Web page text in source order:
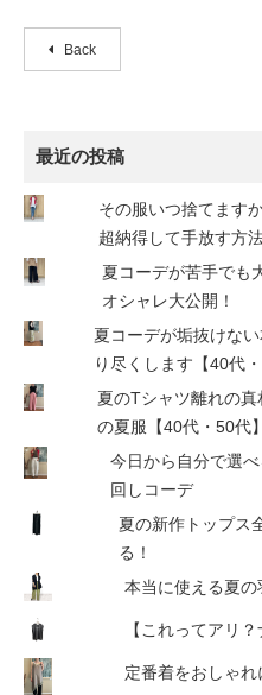
Back
最近の投稿
その服いつ捨てます
超納得して手放す方
夏コーデが苦手でも
オシャレ大公開！
夏コーデが垢抜けな
り尽くします【40代・
夏のTシャツ離れの
の夏服【40代・50代】
今日から自分で選
回しコーデ
夏の新作トップス
る！
本当に使える夏の
【これってアリ
定番着をおしゃ